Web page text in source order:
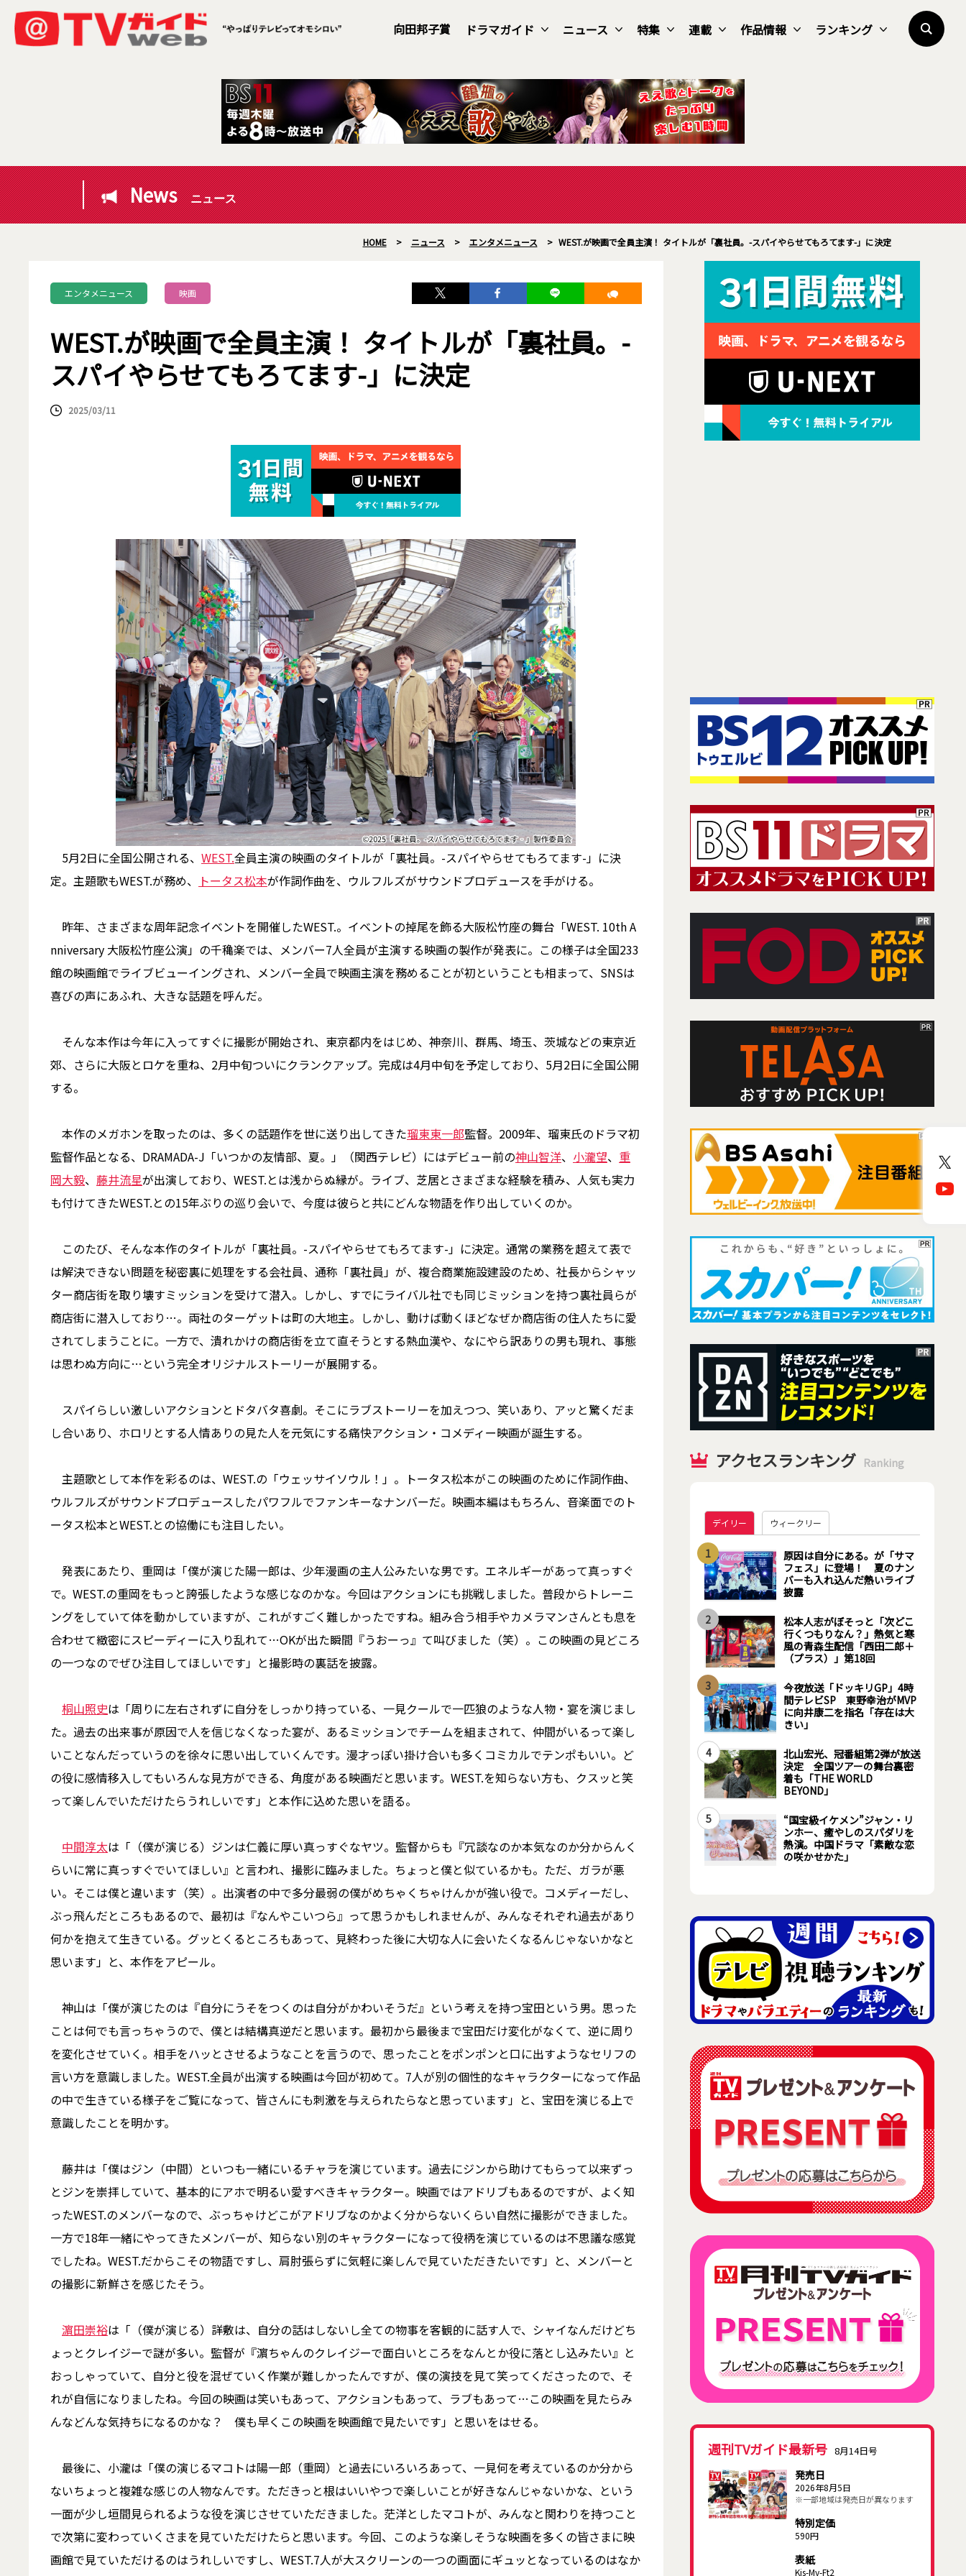
向田邦子賞 ドラマガイド ニュース 特集 連載 作品情報 ランキング
News ニュース
HOME > ニュース > エンタメニュース > WEST.が映画で全員主演！ タイトルが「裏社員。-スパイやらせてもろてます-」に決定
エンタメニュース 映画
WEST.が映画で全員主演！ タイトルが「裏社員。-
スパイやらせてもろてます-」に決定
2025/03/11
5月2日に全国公開される、 WEST.全員主演の映画のタイトルが「裏社員。-スパイやらせてもろてます-」に決
定。主題歌もWEST.が務め、
トータス松本が作詞作曲を、ウルフルズがサウンドプロデュースを手がける。
昨年、さまざまな周年記念イベントを開催したWEST.。イベントの掉尾を飾る大阪松竹座の舞台「WEST. 10th A
nniversary 大阪松竹座公演」の千穐楽では、メンバー7人全員が主演する映画の製作が発表に。この様子は全国233
館の映画館でライブビューイングされ、メンバー全員で映画主演を務めることが初ということも相まって、SNSは
喜びの声にあふれ、大きな話題を呼んだ。
そんな本作は今年に入ってすぐに撮影が開始され、東京都内をはじめ、神奈川、群馬、埼玉、茨城などの東京近
郊、さらに大阪とロケを重ね、2月中旬ついにクランクアップ。完成は4月中旬を予定しており、5月2日に全国公開
する。
本作のメガホンを取ったのは、多くの話題作を世に送り出してきた瑠東東一郎監督。2009年、瑠東氏のドラマ初
監督作品となる、DRAMADA-J「いつかの友情部、夏。」（関西テレビ）にはデビュー前の神山智洋、 小瀧望、 重
岡大毅、 藤井流星が出演しており、WEST.とは浅からぬ縁が。ライブ、芝居とさまざまな経験を積み、人気も実力
も付けてきたWEST.との15年ぶりの巡り会いで、今度は彼らと共にどんな物語を作り出していくのか。
このたび、そんな本作のタイトルが「裏社員。-スパイやらせてもろてます-」に決定。通常の業務を超えて表で
は解決できない問題を秘密裏に処理をする会社員、通称「裏社員」が、複合商業施設建設のため、社長からシャッ
ター商店街を取り壊すミッションを受けて潜入。しかし、すでにライバル社でも同じミッションを持つ裏社員らが
商店街に潜入しており…。両社のターゲットは町の大地主。しかし、動けば動くほどなぜか商店街の住人たちに愛
されてしまうことに。一方で、潰れかけの商店街を立て直そうとする熱血漢や、なにやら訳ありの男も現れ、事態
は思わぬ方向に…という完全オリジナルストーリーが展開する。
スパイらしい激しいアクションとドタバタ喜劇。そこにラブストーリーを加えつつ、笑いあり、アッと驚くだま
し合いあり、ホロリとする人情ありの見た人を元気にする痛快アクション・コメディー映画が誕生する。
主題歌として本作を彩るのは、WEST.の「ウェッサイソウル！」。トータス松本がこの映画のために作詞作曲、
ウルフルズがサウンドプロデュースしたパワフルでファンキーなナンバーだ。映画本編はもちろん、音楽面でのト
ータス松本とWEST.との協働にも注目したい。
発表にあたり、重岡は「僕が演じた陽一郎は、少年漫画の主人公みたいな男です。エネルギーがあって真っすぐ
で。WEST.の重岡をもっと誇張したような感じなのかな。今回はアクションにも挑戦しました。普段からトレーニ
ングをしていて体を動かしていますが、これがすごく難しかったですね。組み合う相手やカメラマンさんとも息を
合わせて緻密にスピーディーに入り乱れて…OKが出た瞬間『うおーっ』て叫びました（笑）。この映画の見どころ
の一つなのでぜひ注目してほしいです」と撮影時の裏話を披露。
桐山照史は「周りに左右されずに自分をしっかり持っている、一見クールで一匹狼のような人物・宴を演じまし
た。過去の出来事が原因で人を信じなくなった宴が、あるミッションでチームを組まされて、仲間がいるって楽し
いことなんだっていうのを徐々に思い出していくんです。漫才っぽい掛け合いも多くコミカルでテンポもいい。ど
の役に感情移入してもいろんな見方ができる、角度がある映画だと思います。WEST.を知らない方も、クスッと笑
って楽しんでいただけたらうれしいです」と本作に込めた思いを語る。
中間淳太は「（僕が演じる）ジンは仁義に厚い真っすぐなヤツ。監督からも『冗談なのか本気なのか分からんく
らいに常に真っすぐでいてほしい』と言われ、撮影に臨みました。ちょっと僕と似ているかも。ただ、ガラが悪
い。そこは僕と違います（笑）。出演者の中で多分最弱の僕がめちゃくちゃけんかが強い役で。コメディーだし、
ぶっ飛んだところもあるので、最初は『なんやこいつら』って思うかもしれませんが、みんなそれぞれ過去があり
何かを抱えて生きている。グッとくるところもあって、見終わった後に大切な人に会いたくなるんじゃないかなと
思います」と、本作をアピール。
神山は「僕が演じたのは『自分にうそをつくのは自分がかわいそうだ』という考えを持つ宝田という男。思った
ことは何でも言っちゃうので、僕とは結構真逆だと思います。最初から最後まで宝田だけ変化がなくて、逆に周り
を変化させていく。相手をハッとさせるようなことを言うので、思ったことをポンポンと口に出すようなセリフの
言い方を意識しました。WEST.全員が出演する映画は今回が初めて。7人が別の個性的なキャラクターになって作品
の中で生きている様子をご覧になって、皆さんにも刺激を与えられたらなと思っています」と、宝田を演じる上で
意識したことを明かす。
藤井は「僕はジン（中間）といつも一緒にいるチャラを演じています。過去にジンから助けてもらって以来ずっ
とジンを崇拝していて、基本的にアホで明るい愛すべきキャラクター。映画ではアドリブもあるのですが、よく知
ったWEST.のメンバーなので、ぶっちゃけどこがアドリブなのかよく分からないくらい自然に撮影ができました。
一方で18年一緒にやってきたメンバーが、知らない別のキャラクターになって役柄を演じているのは不思議な感覚
でしたね。WEST.だからこその物語ですし、肩肘張らずに気軽に楽しんで見ていただきたいです」と、メンバーと
の撮影に新鮮さを感じたそう。
濵田崇裕は「（僕が演じる）詳敷は、自分の話はしないし全ての物事を客観的に話す人で、シャイなんだけどち
ょっとクレイジーで謎が多い。監督が『濵ちゃんのクレイジーで面白いところをなんとか役に落とし込みたい』と
おっしゃっていて、自分と役を混ぜていく作業が難しかったんですが、僕の演技を見て笑ってくださったので、そ
れが自信になりましたね。今回の映画は笑いもあって、アクションもあって、ラブもあって…この映画を見たらみ
んなどんな気持ちになるのかな？ 僕も早くこの映画を映画館で見たいです」と思いをはせる。
最後に、小瀧は「僕の演じるマコトは陽一郎（重岡）と過去にいろいろあって、一見何を考えているのか分から
ないちょっと複雑な感じの人物なんです。ただきっと根はいいやつで楽しいことが好きなんじゃないかな、という
一面が少し垣間見られるような役を演じさせていただきました。茫洋としたマコトが、みんなと関わりを持つこと
で次第に変わっていくさまを見ていただけたらと思います。今回、このような楽しそうな映画を多くの皆さまに映
画館で見ていただけるのはうれしいですし、WEST.7人が大スクリーンの一つの画面にギュッとなっているのはなか
アクセスランキング Ranking
デイリー ウィークリー
1
原因は自分にある。が「サマ
フェス」に登場！ 夏のナン
バーも入れ込んだ熱いライブ
披露
2
松本人志がぼそっと「次どこ
行くつもりなん？」熱気と寒
風の青森生配信「西田二郎＋
（プラス）」第18回
3
今夜放送「ドッキリGP」4時
間テレビSP 東野幸治がMVP
に向井康二を指名「存在は大
きい」
4
北山宏光、冠番組第2弾が放送
決定 全国ツアーの舞台裏密
着も「THE WORLD
BEYOND」
5
“国宝級イケメン”ジャン・リ
ンホー、癒やしのスパダリを
熱演。中国ドラマ「素敵な恋
の咲かせかた」
週刊TVガイド最新号 8月14日号
発売日
2026年8月5日
※一部地域は発売日が異なります
特別定価
590円
表紙
Kis-My-Ft2